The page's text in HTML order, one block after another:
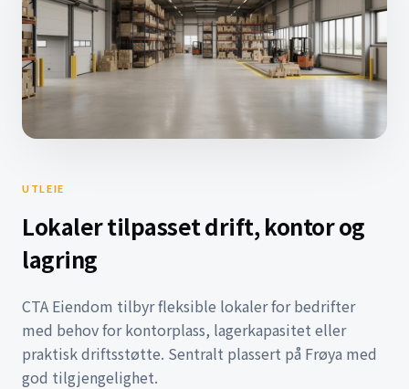
UTLEIE
Lokaler tilpasset drift, kontor og
lagring
CTA Eiendom tilbyr fleksible lokaler for bedrifter
med behov for kontorplass, lagerkapasitet eller
praktisk driftsstøtte. Sentralt plassert på Frøya med
god tilgjengelighet.